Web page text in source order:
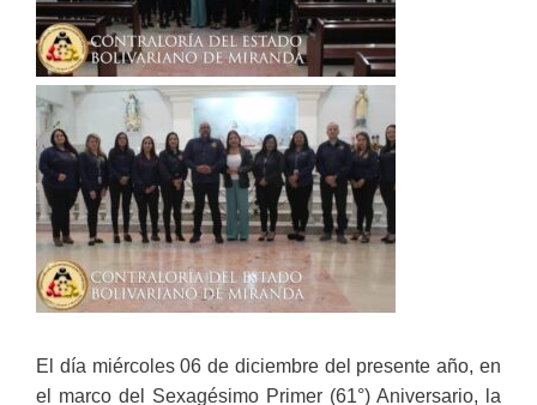
El día miércoles 06 de diciembre del presente año, en
el marco del Sexagésimo Primer (61°) Aniversario, la